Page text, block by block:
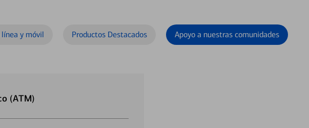
línea y móvil Productos Destacados Apoyo a nuestras comunidades
(ATM)